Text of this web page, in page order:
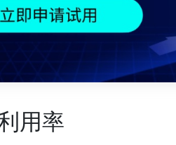
用率